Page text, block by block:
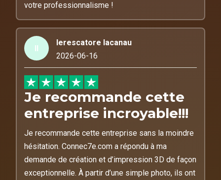
votre professionnalisme !
ll
lerescatore lacanau
2026-06-16
Je recommande cette
entreprise incroyable!!!
Je recommande cette entreprise sans la moindre
hésitation. Connec7e.com a répondu à ma
demande de création et d’impression 3D de façon
exceptionnelle. À partir d’une simple photo, ils ont